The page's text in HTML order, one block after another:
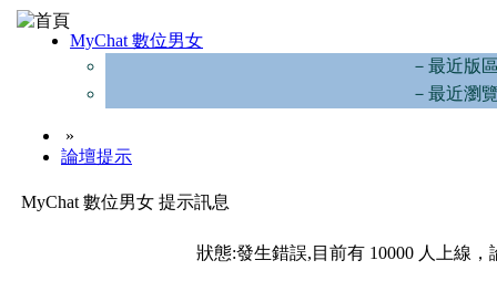
MyChat 數位男女
－最近版
－最近瀏
»
論壇提示
MyChat 數位男女 提示訊息
狀態:發生錯誤,目前有 10000 人上線